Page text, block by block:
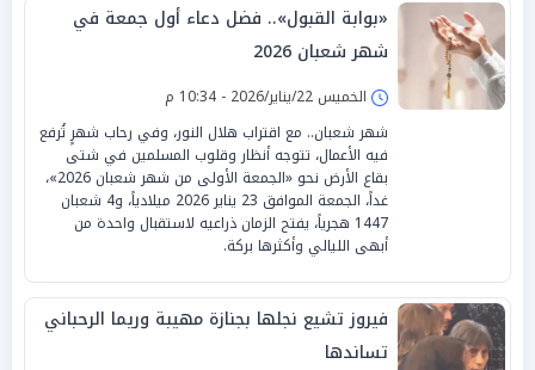
«بوابة القبول».. فضل دعاء أول جمعة في
شهر شعبان 2026
الخميس 22/يناير/2026 - 10:34 م
شهر شعبان.. مع اقتراب هلال النور، وفي رحاب شهرٍ تُرفع
فيه الأعمال، تتوجه أنظار وقلوب المسلمين في شتى
بقاع الأرض نحو «الجمعة الأولى من شهر شعبان 2026»،
غداً، الجمعة الموافق 23 يناير 2026 ميلادياً، و4 شعبان
1447 هجرياً، يفتح الزمان ذراعيه لاستقبال واحدة من
أبهى الليالي وأكثرها بركة.
فيروز تشيع نجلها بجنازة مهيبة وريما الرحباني
تساندها